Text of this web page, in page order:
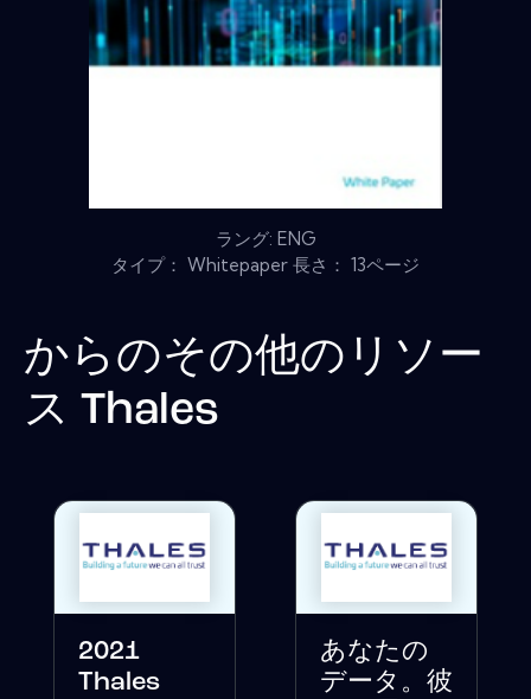
ラング: ENG
タイプ： Whitepaper 長さ： 13ページ
からのその他のリソー
ス Thales
2021
Thales
あなたの
データ。彼